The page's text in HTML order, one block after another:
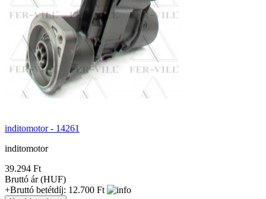
inditomotor - 14261
inditomotor
39.294 Ft
Bruttó ár (HUF)
+Bruttó betétdíj: 12.700 Ft